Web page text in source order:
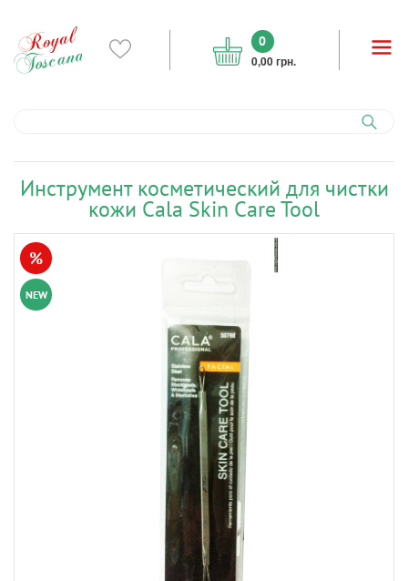
0
0,00 грн.
Инструмент косметический для чистки
кожи Cala Skin Care Tool
NEW
%